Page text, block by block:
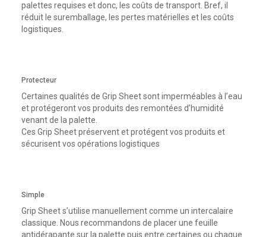
palettes requises et donc, les coûts de transport. Bref, il
réduit le suremballage, les pertes matérielles et les coûts
logistiques.
Protecteur
Certaines qualités de Grip Sheet sont imperméables à l’eau
et protégeront vos produits des remontées d’humidité
venant de la palette.
Ces Grip Sheet préservent et protégent vos produits et
sécurisent vos opérations logistiques
Simple
Grip Sheet s’utilise manuellement comme un intercalaire
classique. Nous recommandons de placer une feuille
antidérapante sur la palette puis entre certaines ou chaque